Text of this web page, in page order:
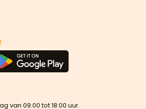
van 09:00 tot 18:00 uur.